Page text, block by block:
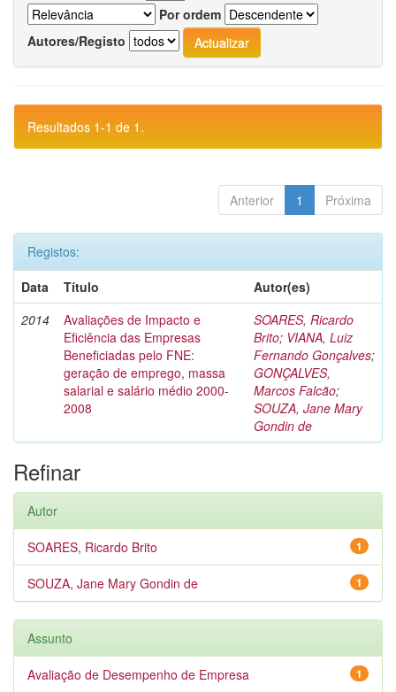
Por ordem
Autores/Registo
Resultados 1-1 de 1.
Anterior 1 Próxima
Registos:
Data
Título
Autor(es)
2014
Avaliações de Impacto e
Eficiência das Empresas
Beneficiadas pelo FNE:
geração de emprego, massa
salarial e salário médio 2000-
2008
SOARES, Ricardo
Brito; VIANA, Luiz
Fernando Gonçalves;
GONÇALVES,
Marcos Falcão;
SOUZA, Jane Mary
Gondin de
Refinar
Autor
1
SOARES, Ricardo Brito
1
SOUZA, Jane Mary Gondin de
Assunto
1
Avaliação de Desempenho de Empresa